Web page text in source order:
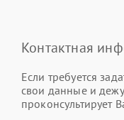
Контактная
Если требуется
свои данные и
проконсультирует